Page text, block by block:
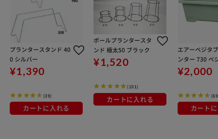
プランタースタンド 40
0 シルバー
¥1,390
(39)
カートに入れる
ボールプランタースタ
ンド 極太50 ブラック
¥1,520
(101)
カートに入れる
エアーベジタ
ンター 730 ベ
グリーン
¥2,000
カート